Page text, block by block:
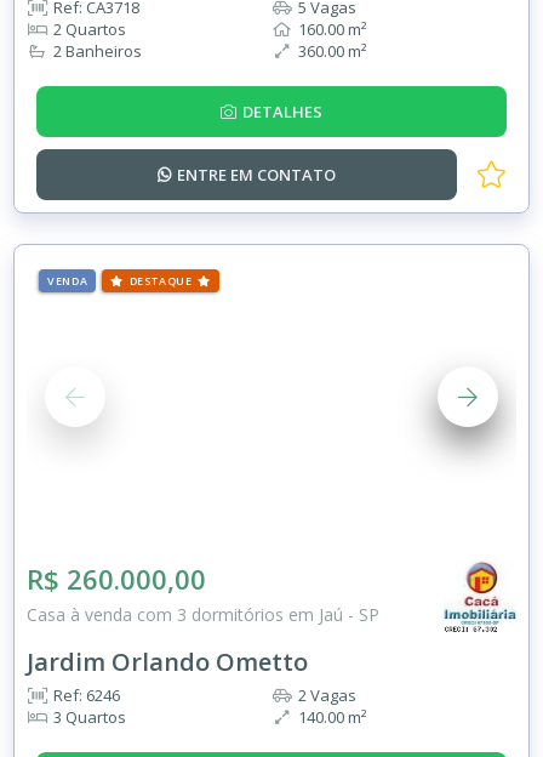
Ref: CA3718
2 Quartos
2 Banheiros
5 Vagas
160.00 m²
360.00 m²
DETALHES
ENTRE EM CONTATO
VENDA DESTAQUE
R$ 260.000,00
Casa à venda com 3 dormitórios em Jaú - SP
Jardim Orlando Ometto
Ref: 6246
3 Quartos
2 Vagas
140.00 m²